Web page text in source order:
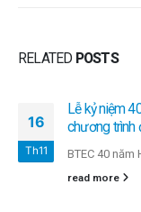
RELATED POSTS
16
Th11
Lễ kỷ niệm
chương trình
BTEC 40 năm
read more